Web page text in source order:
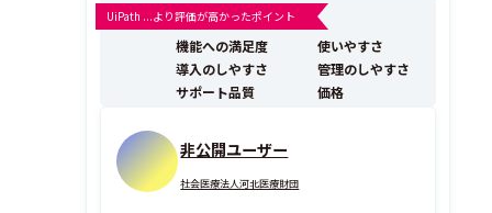
識が無くても自社でロボットを作り、運用したいという
方のために開発されたRPAツールです。 充実したハンズ
オントレーニングやサポートサイトで自社運用を...
UiPath ...より評価が高かったポイント
機能への満足度
使いやすさ
導入のしやすさ
管理のしやすさ
サポート品質
価格
非公開ユーザー
社会医療法人河北医療財団